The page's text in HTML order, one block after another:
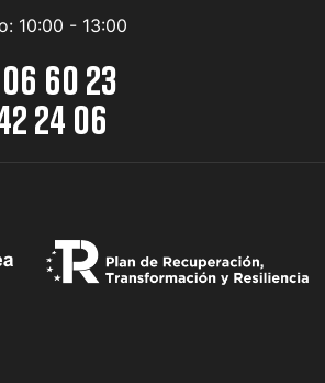
10:00 - 13:00
60 23
24 06